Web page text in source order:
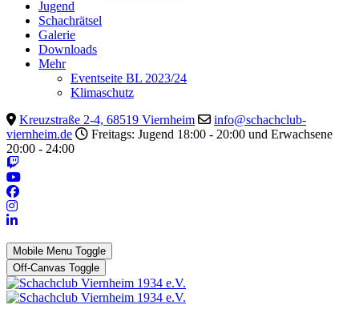
Jugend
Schachrätsel
Galerie
Downloads
Mehr
Eventseite BL 2023/24
Klimaschutz
Kreuzstraße 2-4, 68519 Viernheim
info@schachclub-
viernheim.de
Freitags: Jugend 18:00 - 20:00 und Erwachsene
20:00 - 24:00
Mobile Menu Toggle
Off-Canvas Toggle